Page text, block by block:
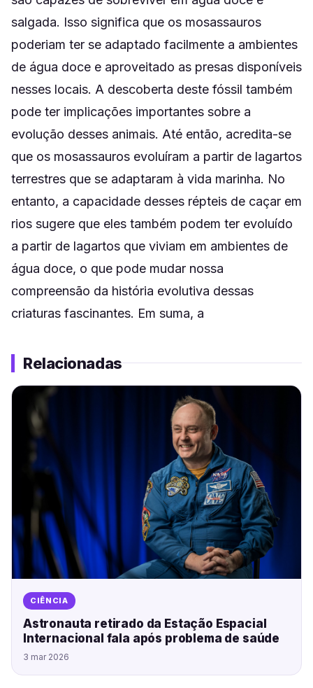
salgada. Isso significa que os mosassauros
poderiam ter se adaptado facilmente a ambientes
de água doce e aproveitado as presas disponíveis
nesses locais. A descoberta deste fóssil também
pode ter implicações importantes sobre a
evolução desses animais. Até então, acredita-se
que os mosassauros evoluíram a partir de lagartos
terrestres que se adaptaram à vida marinha. No
entanto, a capacidade desses répteis de caçar em
rios sugere que eles também podem ter evoluído
a partir de lagartos que viviam em ambientes de
água doce, o que pode mudar nossa
compreensão da história evolutiva dessas
criaturas fascinantes. Em suma, a
Relacionadas
CIÊNCIA
Astronauta retirado da Estação Espacial
Internacional fala após problema de saúde
3 mar 2026